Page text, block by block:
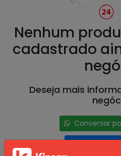
Nenhum
cadastrado
Deseja mais
Conversar
Conversar